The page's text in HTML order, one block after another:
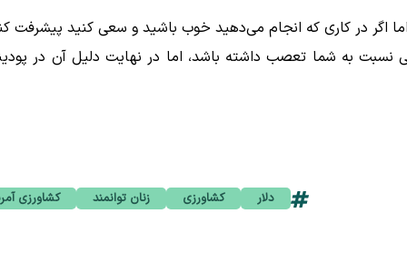
اگر در کاری که انجام می‌دهید خوب باشید و سعی کنید پیشرفت
نسبت به شما تعصب داشته باشد، اما در نهایت دلیل آن در
دلار کشاورزی زنان توانمند کشاورزی